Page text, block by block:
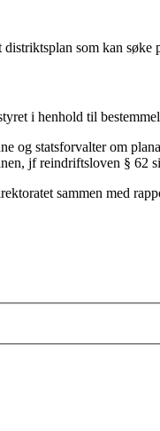
som kan
i henhold til
og statsforvalter om
jf reindriftsloven § 62
sammen med